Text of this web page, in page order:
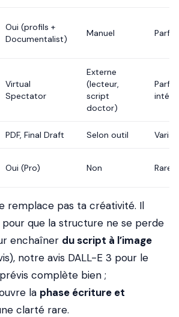
Oui (profils +
Documentalist)
Manuel
Virtual
Spectator
Externe
(lecteur,
script
doctor)
PDF, Final Draft Selon outil
Oui (Pro) Non Rare
remplace pas ta créativité. Il
que la structure ne se perde
enchaîner du script à l’image
notre avis DALL-E 3 pour le
complète bien ;
la phase écriture et
clarté rare.